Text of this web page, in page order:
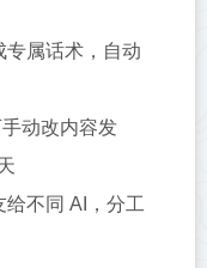
专属话术，自动
动改内容发
不同 AI，分工